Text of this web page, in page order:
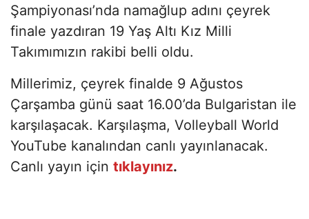
Şampiyonası’nda namağlup adını çeyrek
finale yazdıran 19 Yaş Altı Kız Milli
Takımımızın rakibi belli oldu.
Millerimiz, çeyrek finalde 9 Ağustos
Çarşamba günü saat 16.00’da Bulgaristan ile
karşılaşacak. Karşılaşma, Volleyball World
YouTube kanalından canlı yayınlanacak.
Canlı yayın için tıklayınız.